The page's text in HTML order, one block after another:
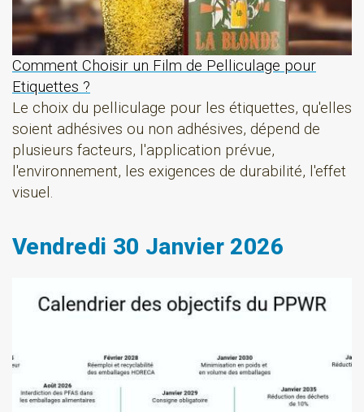
Comment Choisir un Film de Pelliculage pour
Etiquettes ?
Le choix du pelliculage pour les étiquettes, qu'elles
soient adhésives ou non adhésives, dépend de
plusieurs facteurs, l'application prévue,
l'environnement, les exigences de durabilité, l'effet
visuel.
Vendredi 30 Janvier 2026